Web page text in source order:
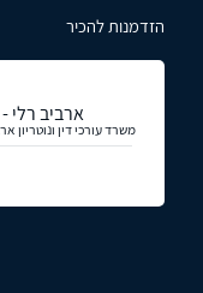
הזדמנות להכיר
ארביב רלי -